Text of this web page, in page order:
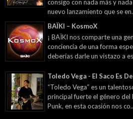
consigo con nada más y
nuevo lanzamiento que se
BAÏKI – KosmoX
¡ BAÏKI nos comparte una
conciencia de una forma
deberías darle un vistazo a
Toledo Vega - El Saco Es
“Toledo Vega” es un
principal fuerte el género
Punk, en esta ocasión nos